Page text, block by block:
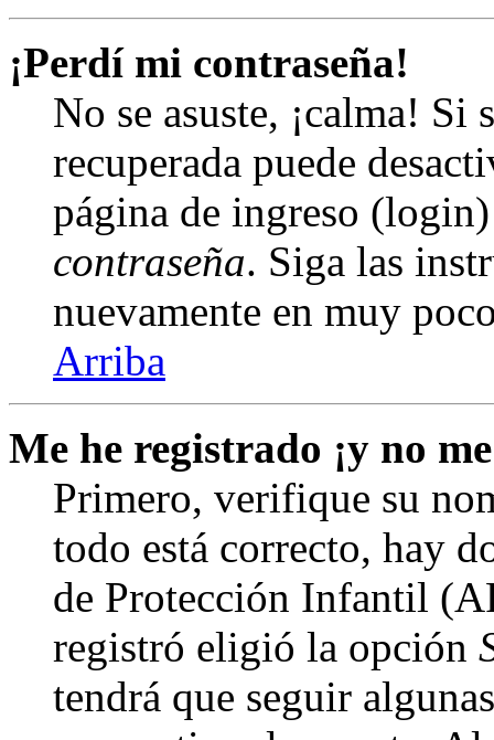
¡Perdí mi contraseña!
No se asuste, ¡calma! Si
recuperada puede
página de ingreso
contraseña. Siga las
nuevamente en muy
Arriba
Me he registrado ¡y no
Primero, verifique su
todo está correcto, hay
de Protección Infantil
registró eligió la opción
tendrá que seguir